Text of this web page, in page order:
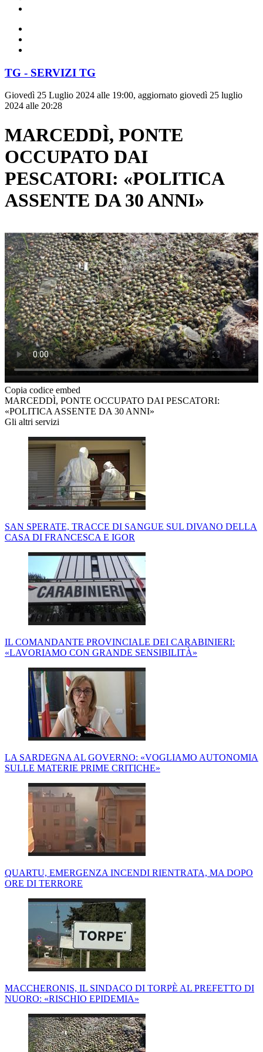
TG - SERVIZI TG
Giovedì 25 Luglio 2024 alle 19:00, aggiornato giovedì 25 luglio
2024 alle 20:28
MARCEDDÌ, PONTE
OCCUPATO DAI
PESCATORI: «POLITICA
ASSENTE DA 30 ANNI»
Copia codice embed
MARCEDDÌ, PONTE OCCUPATO DAI PESCATORI:
«POLITICA ASSENTE DA 30 ANNI»
Gli altri servizi
SAN SPERATE, TRACCE DI SANGUE SUL DIVANO DELLA
CASA DI FRANCESCA E IGOR
IL COMANDANTE PROVINCIALE DEI CARABINIERI:
«LAVORIAMO CON GRANDE SENSIBILITÀ»
LA SARDEGNA AL GOVERNO: «VOGLIAMO AUTONOMIA
SULLE MATERIE PRIME CRITICHE»
QUARTU, EMERGENZA INCENDI RIENTRATA, MA DOPO
ORE DI TERRORE
MACCHERONIS, IL SINDACO DI TORPÈ AL PREFETTO DI
NUORO: «RISCHIO EPIDEMIA»